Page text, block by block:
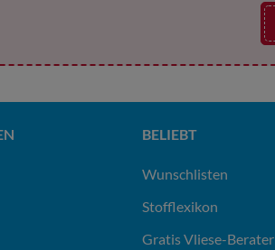
BELIEBT
Wunschlisten
Stofflexikon
Gratis Vliese-Berater